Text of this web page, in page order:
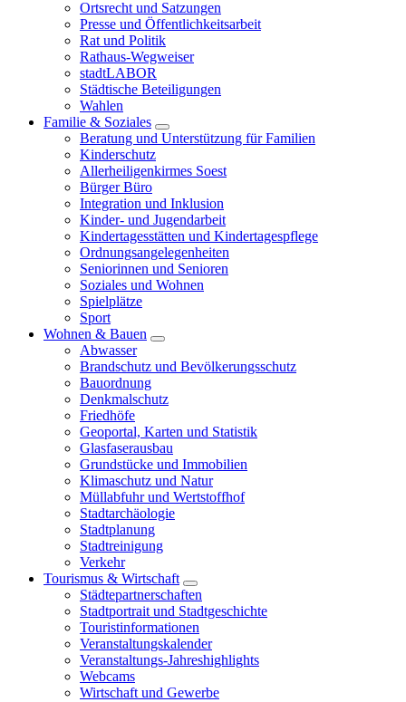
Ortsrecht und Satzungen
Presse und Öffentlichkeitsarbeit
Rat und Politik
Rathaus-Wegweiser
stadtLABOR
Städtische Beteiligungen
Wahlen
Familie & Soziales
Beratung und Unterstützung für Familien
Kinderschutz
Allerheiligenkirmes Soest
Bürger Büro
Integration und Inklusion
Kinder- und Jugendarbeit
Kindertagesstätten und Kindertagespflege
Ordnungsangelegenheiten
Seniorinnen und Senioren
Soziales und Wohnen
Spielplätze
Sport
Wohnen & Bauen
Abwasser
Brandschutz und Bevölkerungsschutz
Bauordnung
Denkmalschutz
Friedhöfe
Geoportal, Karten und Statistik
Glasfaserausbau
Grundstücke und Immobilien
Klimaschutz und Natur
Müllabfuhr und Wertstoffhof
Stadtarchäologie
Stadtplanung
Stadtreinigung
Verkehr
Tourismus & Wirtschaft
Städtepartnerschaften
Stadtportrait und Stadtgeschichte
Touristinformationen
Veranstaltungskalender
Veranstaltungs-Jahreshighlights
Webcams
Wirtschaft und Gewerbe